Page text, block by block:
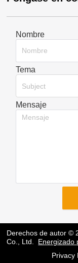
Nombre
Tema
Subject
Mensaje
Derechos de autor ©
Co., Ltd.
Energizado
Privacy